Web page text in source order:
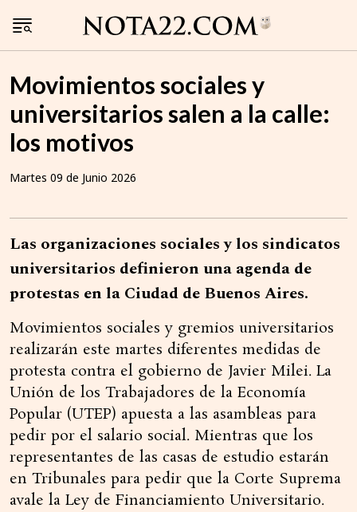
Movimientos sociales y
universitarios salen a la calle:
los motivos
Martes 09 de Junio 2026
Las organizaciones sociales y los sindicatos
universitarios definieron una agenda de
protestas en la Ciudad de Buenos Aires.
Movimientos sociales y gremios universitarios
realizarán este martes diferentes medidas de
protesta contra el gobierno de Javier Milei. La
Unión de los Trabajadores de la Economía
Popular (UTEP) apuesta a las asambleas para
pedir por el salario social. Mientras que los
representantes de las casas de estudio estarán
en Tribunales para pedir que la Corte Suprema
avale la Ley de Financiamiento Universitario.